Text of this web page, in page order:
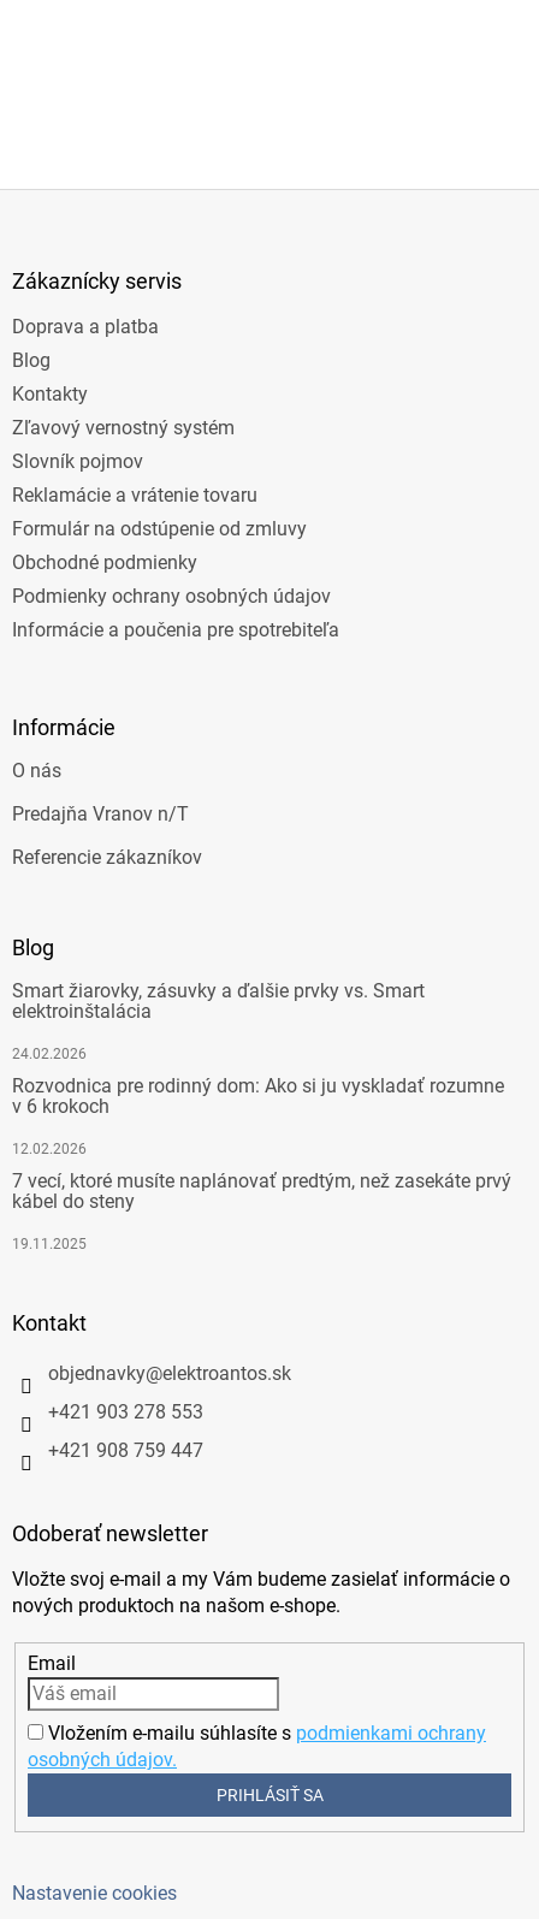
Zákaznícky servis
Doprava a platba
Blog
Kontakty
Zľavový vernostný systém
Slovník pojmov
Reklamácie a vrátenie tovaru
Formulár na odstúpenie od zmluvy
Obchodné podmienky
Podmienky ochrany osobných údajov
Informácie a poučenia pre spotrebiteľa
Informácie
O nás
Predajňa Vranov n/T
Referencie zákazníkov
Blog
Smart žiarovky, zásuvky a ďalšie prvky vs. Smart
elektroinštalácia
24.02.2026
Rozvodnica pre rodinný dom: Ako si ju vyskladať rozumne
v 6 krokoch
12.02.2026
7 vecí, ktoré musíte naplánovať predtým, než zasekáte prvý
kábel do steny
19.11.2025
Kontakt
objednavky@elektroantos.sk
+421 903 278 553
+421 908 759 447
Odoberať newsletter
Vložte svoj e-mail a my Vám budeme zasielať informácie o
nových produktoch na našom e-shope.
Email
Vložením e-mailu súhlasíte s podmienkami ochrany
osobných údajov.
PRIHLÁSIŤ SA
Nastavenie cookies